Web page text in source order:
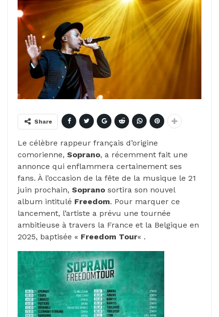
Share
Le célèbre rappeur français d’origine
comorienne, Soprano, a récemment fait une
annonce qui enflammera certainement ses
fans. À l’occasion de la fête de la musique le 21
juin prochain, Soprano sortira son nouvel
album intitulé Freedom. Pour marquer ce
lancement, l’artiste a prévu une tournée
ambitieuse à travers la France et la Belgique en
2025, baptisée « Freedom Tour« .